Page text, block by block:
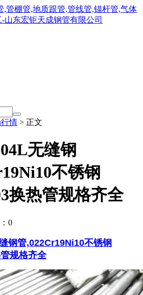
情 > 正文
无缝钢
不锈钢
换热管规格齐全
0
钢管,022Cr19Ni10不锈钢
规格齐全